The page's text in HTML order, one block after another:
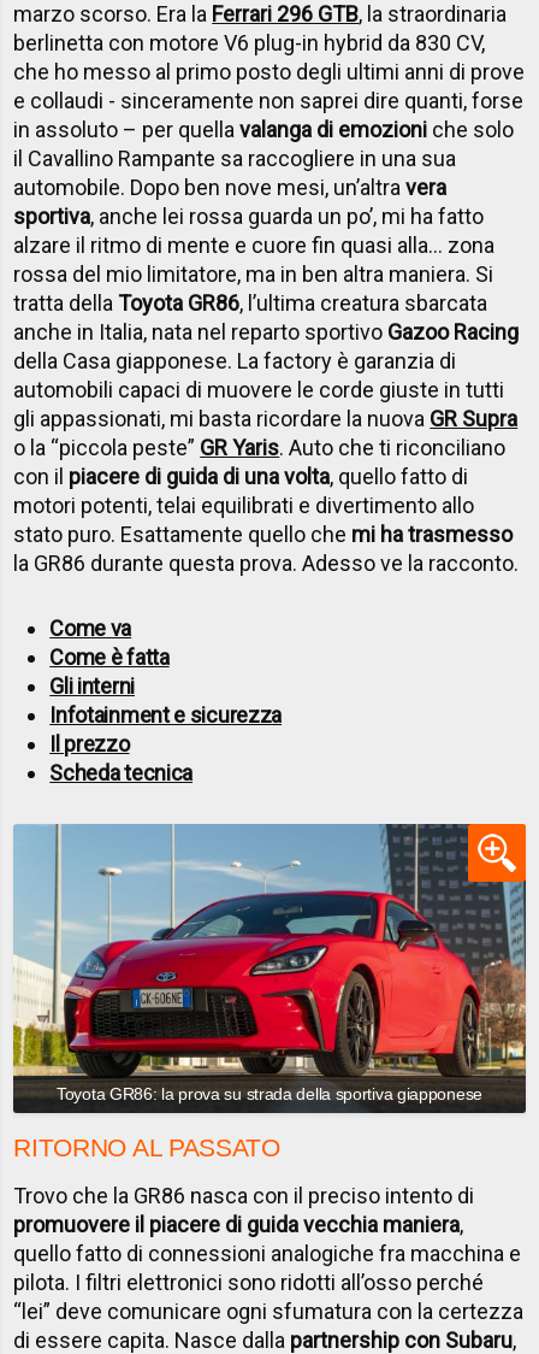
marzo scorso. Era la Ferrari 296 GTB, la straordinaria
berlinetta con motore V6 plug-in hybrid da 830 CV,
che ho messo al primo posto degli ultimi anni di prove
e collaudi - sinceramente non saprei dire quanti, forse
in assoluto – per quellavalanga di emozioni che solo
il Cavallino Rampante sa raccogliere in una sua
automobile. Dopo ben nove mesi, un’altravera
sportiva, anche lei rossa guarda un po’, mi ha fatto
alzare il ritmo di mente e cuore fin quasi alla… zona
rossa del mio limitatore, ma in ben altra maniera. Si
tratta dellaToyota GR86, l’ultima creatura sbarcata
anche in Italia, nata nel reparto sportivo Gazoo Racing
della Casa giapponese. La factory è garanzia di
automobili capaci di muovere le corde giuste in tutti
gli appassionati, mi basta ricordare la nuova GR Supra
o la “piccola peste” GR Yaris. Auto che ti riconciliano
con il piacere di guida di una volta, quello fatto di
motori potenti, telai equilibrati e divertimento allo
stato puro. Esattamente quello che mi ha trasmesso
la GR86 durante questa prova. Adesso ve la racconto.
Come va
Come è fatta
Gli interni
Infotainment e sicurezza
Il prezzo
Scheda tecnica
Toyota GR86: la prova su strada della sportiva giapponese
RITORNO AL PASSATO
Trovo che la GR86 nasca con il preciso intento di
promuovere il piacere di guida vecchia maniera,
quello fatto di connessioni analogiche fra macchina e
pilota. I filtri elettronici sono ridotti all’osso perché
“lei” deve comunicare ogni sfumatura con la certezza
di essere capita. Nasce dalla partnership con Subaru,